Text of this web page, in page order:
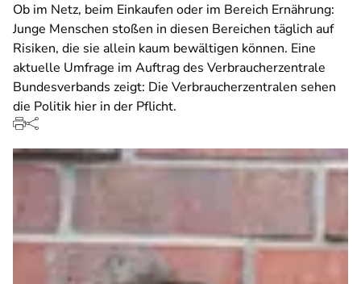
Ob im Netz, beim Einkaufen oder im Bereich Ernährung:
Junge Menschen stoßen in diesen Bereichen täglich auf
Risiken, die sie allein kaum bewältigen können. Eine
aktuelle Umfrage im Auftrag des Verbraucherzentrale
Bundesverbands zeigt: Die Verbraucherzentralen sehen
die Politik hier in der Pflicht.